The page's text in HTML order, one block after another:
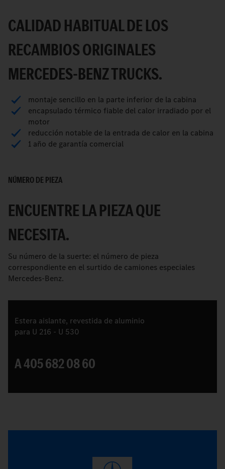
CALIDAD HABITUAL DE LOS
RECAMBIOS ORIGINALES
MERCEDES-BENZ TRUCKS.
montaje sencillo en la parte inferior de la cabina
encapsulado térmico fiable del calor irradiado por el
motor
reducción notable de la entrada de calor en la cabina
1 año de garantía comercial
NÚMERO DE PIEZA
ENCUENTRE LA PIEZA QUE
NECESITA.
Su número de la suerte: el número de pieza
correspondiente en el surtido de camiones especiales
Mercedes-Benz.
Estera aislante, revestida de aluminio
para U 216 - U 530
A 405 682 08 60